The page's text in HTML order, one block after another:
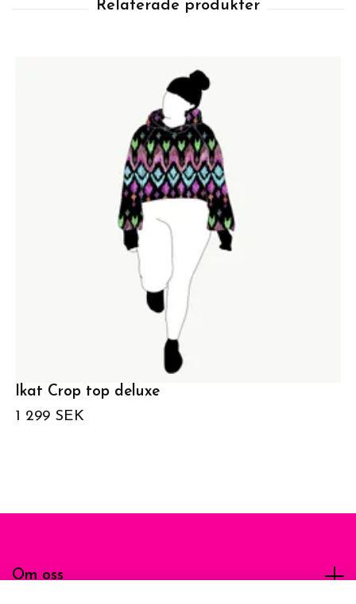
Ikat Crop top deluxe
1 299 SEK
Om oss